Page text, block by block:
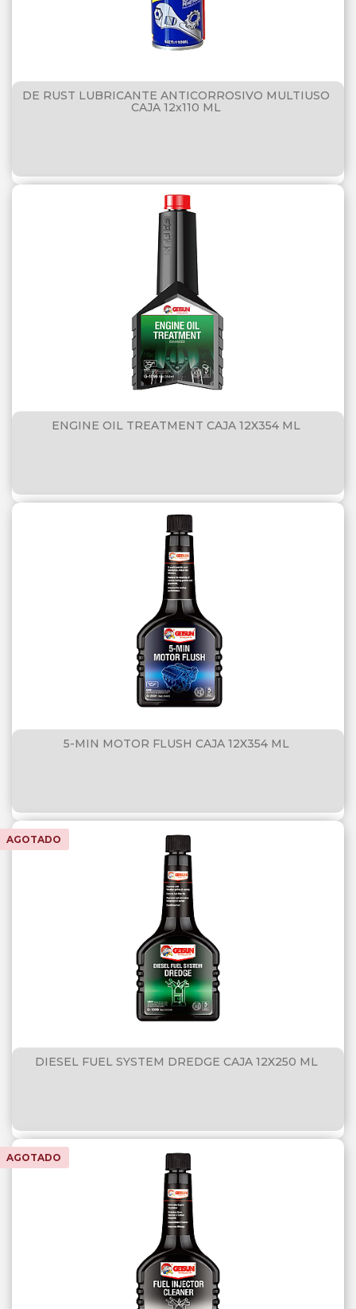
DE RUST LUBRICANTE ANTICORROSIVO MULTIUSO
CAJA 12x110 ML
ENGINE OIL TREATMENT CAJA 12X354 ML
5-MIN MOTOR FLUSH CAJA 12X354 ML
AGOTADO
DIESEL FUEL SYSTEM DREDGE CAJA 12X250 ML
AGOTADO